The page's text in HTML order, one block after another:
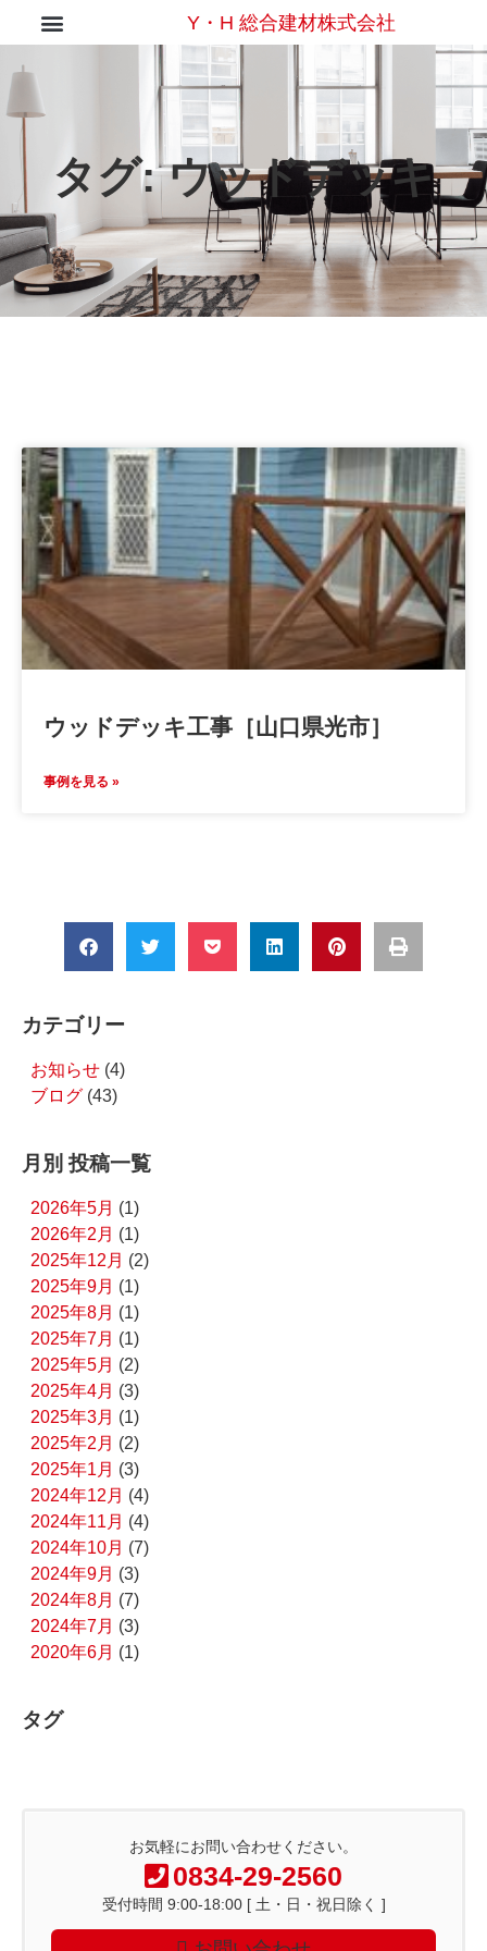
Y・H 総合建材株式会社
タグ:ウッドデッキ
ウッドデッキ工事［山口県光市］
事例を見る »
カテゴリー
お知らせ (4)
ブログ (43)
月別 投稿一覧
2026年5月 (1)
2026年2月 (1)
2025年12月 (2)
2025年9月 (1)
2025年8月 (1)
2025年7月 (1)
2025年5月 (2)
2025年4月 (3)
2025年3月 (1)
2025年2月 (2)
2025年1月 (3)
2024年12月 (4)
2024年11月 (4)
2024年10月 (7)
2024年9月 (3)
2024年8月 (7)
2024年7月 (3)
2020年6月 (1)
タグ
お気軽にお問い合わせください。
0834-29-2560
受付時間 9:00-18:00 [ 土・日・祝日除く ]